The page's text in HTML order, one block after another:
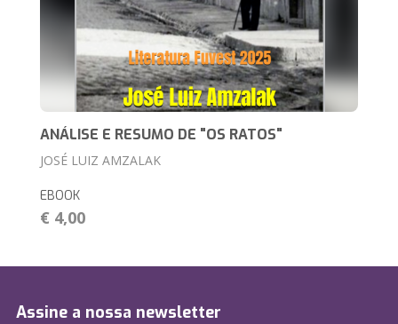
ANÁLISE E RESUMO DE "OS RATOS"
JOSÉ LUIZ AMZALAK
EBOOK
€ 4,00
Assine a nossa newsletter